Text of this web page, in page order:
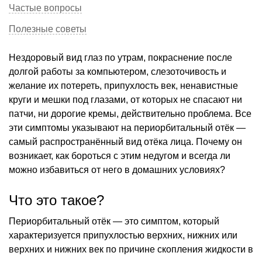
Частые вопросы
Полезные советы
Нездоровый вид глаз по утрам, покраснение после
долгой работы за компьютером, слезоточивость и
желание их потереть, припухлость век, ненавистные
круги и мешки под глазами, от которых не спасают ни
патчи, ни дорогие кремы, действительно проблема. Все
эти симптомы указывают на периорбитальный отёк —
самый распространённый вид отёка лица. Почему он
возникает, как бороться с этим недугом и всегда ли
можно избавиться от него в домашних условиях?
Что это такое?
Периорбитальный отёк — это симптом, который
характеризуется припухлостью верхних, нижних или
верхних и нижних век по причине скопления жидкости в